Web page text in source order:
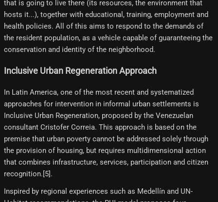
that is going to live there (its resources, the environment that
hosts it...), together with educational, training, employment and
health policies. All of this aims to respond to the demands of
the resident population, as a vehicle capable of guaranteeing the
conservation and identity of the neighborhood.
Inclusive Urban Regeneration Approach
In Latin America, one of the most recent and systematized
approaches for intervention in informal urban settlements is
Inclusive Urban Regeneration, proposed by the Venezuelan
consultant Cristofer Correia. This approach is based on the
premise that urban poverty cannot be addressed solely through
the provision of housing, but requires multidimensional action
that combines infrastructure, services, participation and citizen
recognition.[5]​.
Inspired by regional experiences such as Medellín and UN-